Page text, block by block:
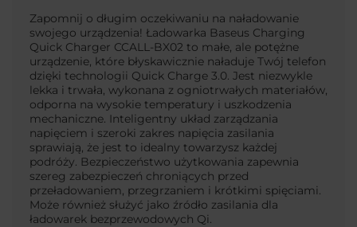
Zapomnij o długim oczekiwaniu na naładowanie
swojego urządzenia! Ładowarka Baseus Charging
Quick Charger CCALL-BX02 to małe, ale potężne
urządzenie, które błyskawicznie naładuje Twój telefon
dzięki technologii Quick Charge 3.0. Jest niezwykle
lekka i trwała, wykonana z ogniotrwałych materiałów,
odporna na wysokie temperatury i uszkodzenia
mechaniczne. Inteligentny układ zarządzania
napięciem i szeroki zakres napięcia zasilania
sprawiają, że jest to idealny towarzysz każdej
podróży. Bezpieczeństwo użytkowania zapewnia
szereg zabezpieczeń chroniących przed
przeładowaniem, przegrzaniem i krótkimi spięciami.
Może również służyć jako źródło zasilania dla
ładowarek bezprzewodowych Qi.